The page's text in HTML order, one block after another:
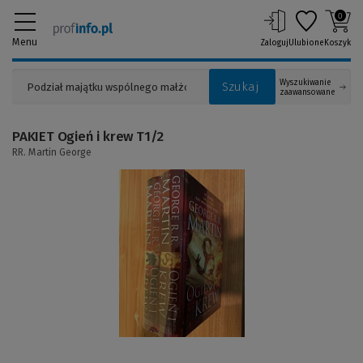
Menu
Szukaj
Wyszukiwanie
zaawansowane
ZalogujUlubione
0
Koszyk
PAKIET Ogień i krew T1/2
RR. Martin George